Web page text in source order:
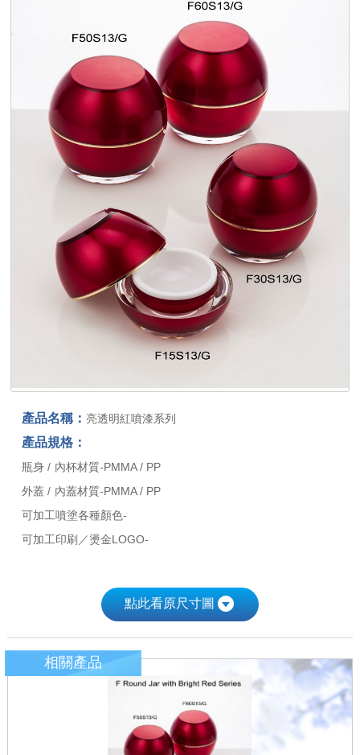
產品名稱： 亮透明紅噴漆系列
產品規格：
瓶身 / 內杯材質-PMMA / PP
外蓋 / 內蓋材質-PMMA / PP
可加工噴塗各種顏色-
可加工印刷／燙金LOGO-
點此看原尺寸圖
相關產品